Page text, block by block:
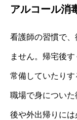
アルコール消
看護師の習慣で
ません。帰宅後
常備していたりす
職場で身につい
後や外出帰りに